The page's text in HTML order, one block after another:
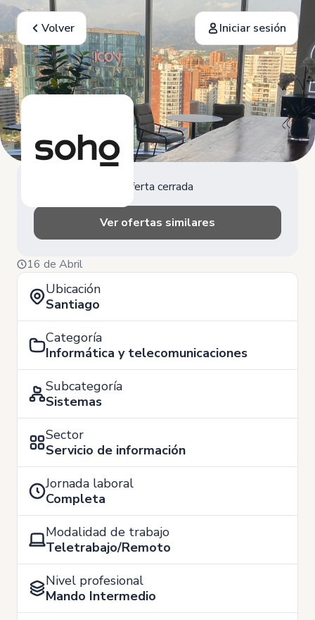
Volver Iniciar sesión
Oferta cerrada
Ver ofertas similares
16 de Abril
Ubicación
Santiago
Categoría
Informática y telecomunicaciones
Subcategoría
Sistemas
Sector
Servicio de información
Jornada laboral
Completa
Modalidad de trabajo
Teletrabajo/Remoto
Nivel profesional
Mando Intermedio